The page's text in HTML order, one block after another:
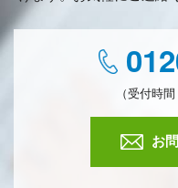
（受付時
お